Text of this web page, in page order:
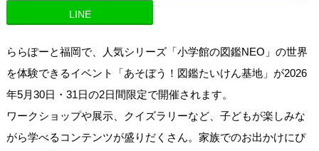
LINE
ららぽーと福岡で、人気シリーズ「小学館の図鑑NEO」の世界
を体験できるイベント「あそぼう！図鑑たいけん基地」が2026
年5月30日・31日の2日間限定で開催されます。
ワークショップや展示、クイズラリーなど、子どもが楽しみな
がら学べるコンテンツが盛りだくさん。家族でのお出かけにぴ